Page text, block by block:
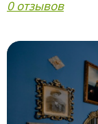
0 отзывов